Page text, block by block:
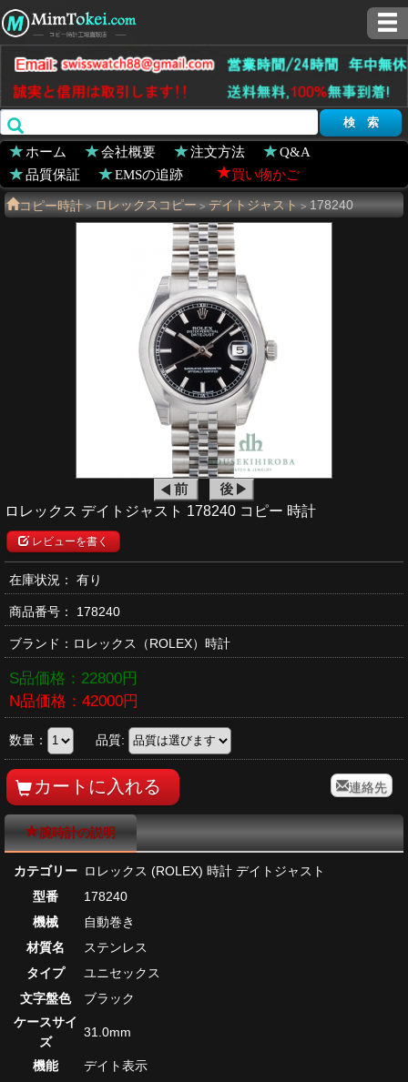
ホーム 会社概要 注文方法
Q&A
品質保証
EMSの追跡 買い物かご
コピー時計 > ロレックスコピー > デイトジャスト > 178240
ロレックス デイトジャスト 178240 コピー 時計
レビューを書く
在庫状況： 有り
商品番号： 178240
ブランド： ロレックス （ROLEX）時計
S品価格： 22800円
N品価格： 42000円
数量： 品質:
連絡先
腕時計の説明
カテゴリー ロレックス (ROLEX) 時計 デイトジャスト
型番
178240
機械
自動巻き
材質名
ステンレス
タイプ
ユニセックス
文字盤色
ブラック
ケースサイ
ズ
31.0mm
機能 デイト表示